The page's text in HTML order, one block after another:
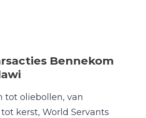
Bennekom
tot oliebollen, van
kerst, World Servants